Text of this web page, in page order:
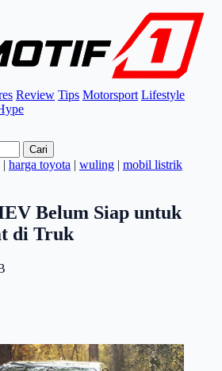
Review Tips Motorsport Lifestyle
Cari
| harga toyota | wuling | mobil listrik
Belum Siap untuk
di Truk